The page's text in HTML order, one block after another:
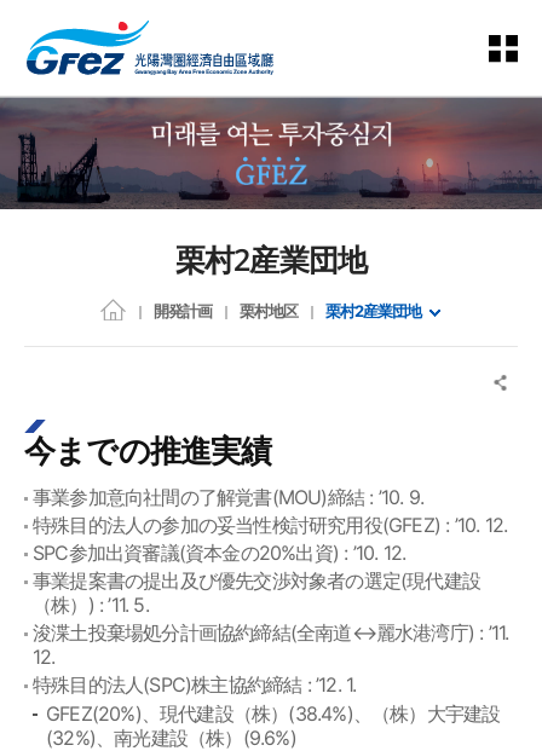
栗村2産業団地
開発計画 栗村地区 栗村2産業団地
今までの推進実績
事業参加意向社間の了解覚書(MOU)締結 : ’10. 9.
特殊目的法人の参加の妥当性検討研究用役(GFEZ) : ’10. 12.
SPC参加出資審議(資本金の20%出資) : ’10. 12.
事業提案書の提出及び優先交渉対象者の選定(現代建設
（株）) : ’11. 5.
浚渫土投棄場処分計画協約締結(全南道↔麗水港湾庁) : ’11.
12.
特殊目的法人(SPC)株主協約締結 : ’12. 1.
GFEZ(20%)、現代建設（株）(38.4%)、（株）大宇建設
(32%)、南光建設（株）(9.6%)